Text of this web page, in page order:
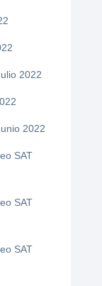
2022
2022
SAT
SAT
SAT